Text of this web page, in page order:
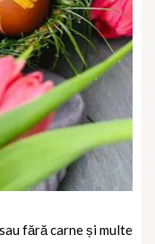
fără carne și multe